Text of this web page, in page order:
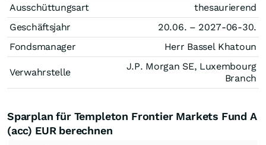
Ausschüttungsart
thesaurierend
Geschäftsjahr
20.06. – 2027-06-30.
Fondsmanager
Herr Bassel Khatoun
Verwahrstelle
J.P. Morgan SE, Luxembourg
Branch
Sparplan für Templeton Frontier Markets Fund A
(acc) EUR berechnen